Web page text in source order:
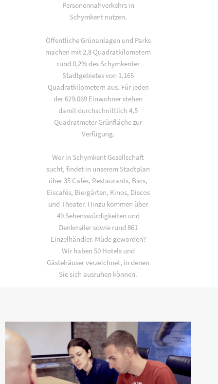
Personennahverkehrs in
Schymkent nutzen.
Öffentliche Grünanlagen und Parks
machen mit 2,8 Quadratkilometern
rund 0,2% des Schymkenter
Stadtgebietes von 1.165
Quadratkilometern aus. Für jeden
der 629.069 Einwohner stehen
damit durchschnittlich 4,5
Quadratmeter Grünfläche zur
Verfügung.
Wer in Schymkent Gesellschaft
sucht, findet in unserem Stadtplan
über 35 Cafés, Restaurants, Bars,
Eiscafés, Biergärten, Kinos, Discos
und Theater. Hinzu kommen über
49 Sehenswürdigkeiten und
Denkmäler sowie rund 861
Einzelhändler. Müde geworden?
Wir haben 50 Hotels und
Gästehäuser verzeichnet, in denen
Sie sich ausruhen können.